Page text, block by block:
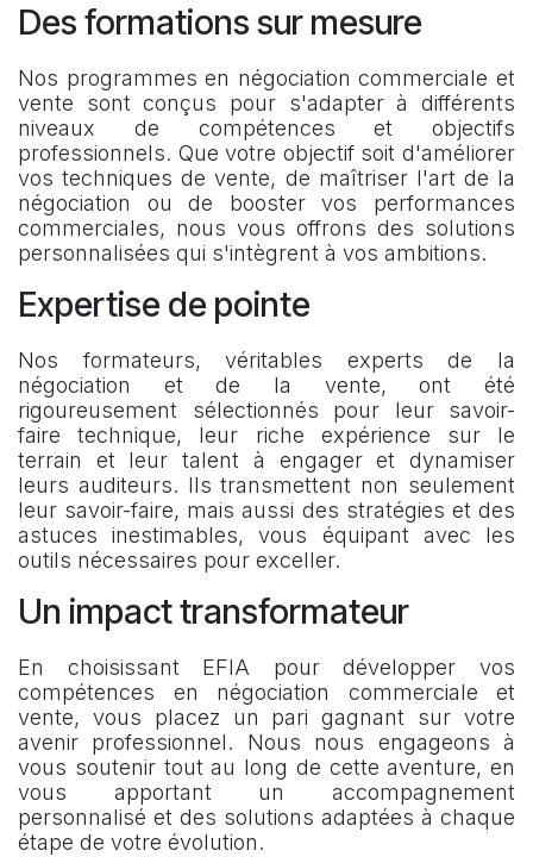
Des formations sur mesure
Nos programmes en négociation commerciale et
vente sont conçus pour s'adapter à différents
niveaux de compétences et objectifs
professionnels. Que votre objectif soit d'améliorer
vos techniques de vente, de maîtriser l'art de la
négociation ou de booster vos performances
commerciales, nous vous offrons des solutions
personnalisées qui s'intègrent à vos ambitions.
Expertise de pointe
Nos formateurs, véritables experts de la
négociation et de la vente, ont été
rigoureusement sélectionnés pour leur savoir-
faire technique, leur riche expérience sur le
terrain et leur talent à engager et dynamiser
leurs auditeurs. Ils transmettent non seulement
leur savoir-faire, mais aussi des stratégies et des
astuces inestimables, vous équipant avec les
outils nécessaires pour exceller.
Un impact transformateur
En choisissant EFIA pour développer vos
compétences en négociation commerciale et
vente, vous placez un pari gagnant sur votre
avenir professionnel. Nous nous engageons à
vous soutenir tout au long de cette aventure, en
vous apportant un accompagnement
personnalisé et des solutions adaptées à chaque
étape de votre évolution.